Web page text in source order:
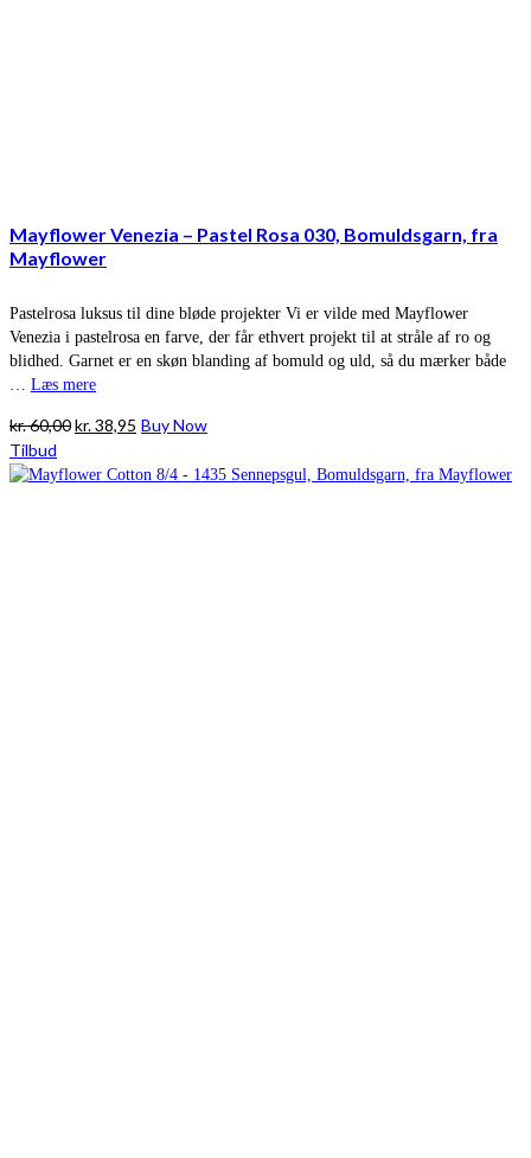
Mayflower Venezia – Pastel Rosa 030, Bomuldsgarn, fra
Mayflower
Pastelrosa luksus til dine bløde projekter Vi er vilde med Mayflower
Venezia i pastelrosa en farve, der får ethvert projekt til at stråle af ro og
blidhed. Garnet er en skøn blanding af bomuld og uld, så du mærker både
… Læs mere
kr.60,00Den
pris
kr.38,95 Den
pris
Buy Now
Tilbud